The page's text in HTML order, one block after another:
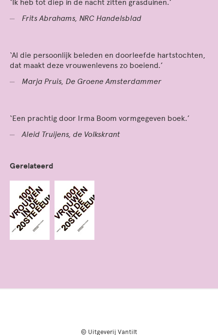
‘Ik heb tot diep in de nacht zitten grasduinen.’
Frits Abrahams, NRC Handelsblad
‘Al die persoonlijk beleden en doorleefde hartstochten,
dat maakt deze vrouwenlevens zo boeiend.’
Marja Pruis, De Groene Amsterdammer
‘Een prachtig door Irma Boom vormgegeven boek.’
Aleid Truijens, de Volkskrant
Gerelateerd
© Uitgeverij Vantilt